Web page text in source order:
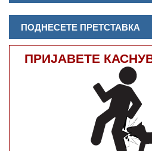
ПОДНЕСЕТЕ ПРЕТСТАВКА
ПРИЈАВЕТЕ